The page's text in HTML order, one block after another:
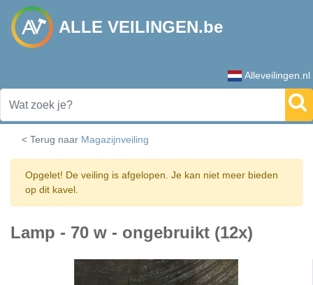
ALLE VEILINGEN.be
Alleveilingen.nl
< Terug naar Magazijnveiling
Opgelet! De veiling is afgelopen. Je kan niet meer bieden
op dit kavel.
Lamp - 70 w - ongebruikt (12x)